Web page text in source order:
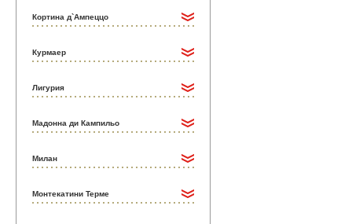
Кортина д`Ампеццо
Курмаер
Лигурия
Мадонна ди Кампильо
Милан
Монтекатини Терме